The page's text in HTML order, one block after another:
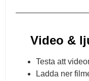
Video &
Testa att
Ladda ner